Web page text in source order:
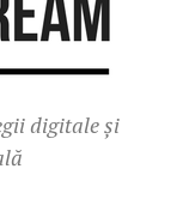
digitale și